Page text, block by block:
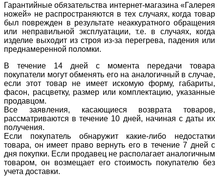
Гарантийные обязательства интернет-магазина «Галерея
ножей» не распространяются в тех случаях, когда товар
был поврежден в результате неаккуратного обращения
или неправильной эксплуатации, т.е. в случаях, когда
изделие выходит из строя из-за перегрева, падения или
преднамеренной поломки.
В течение 14 дней с момента передачи товара
покупатели могут обменять его на аналогичный в случае,
если этот товар не имеет искомую форму, габариты,
фасон, расцветку, размер или комплектацию, указанные
продавцом.
Все заявления, касающиеся возврата товаров,
рассматриваются в течение 10 дней, начиная с даты их
получения.
Если покупатель обнаружит какие-либо недостатки
товара, он имеет право вернуть его в течение 7 дней с
дня покупки. Если продавец не располагает аналогичным
товаром, он возмещает его стоимость покупателю без
учета доставки.